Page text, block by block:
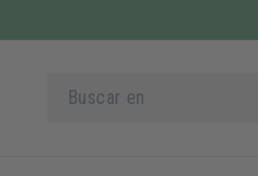
al
Buscar